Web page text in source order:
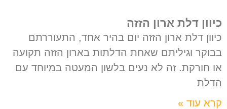
כיוון דלת ארון הזזה
כיוון דלת ארון הזזה יום בהיר אחד, התעוררתם
בבוקר וגיליתם שאחת הדלתות בארון הזזה תקועה
או חורקת. זה לא נעים בלשון המעטה במיוחד עם
הדלת
קרא עוד »